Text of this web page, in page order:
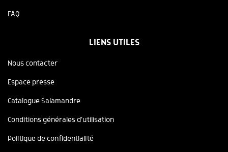
FAQ
LIENS UTILES
Nous contacter
Espace presse
Catalogue Salamandre
Conditions générales d'utilisation
Politique de confidentialité